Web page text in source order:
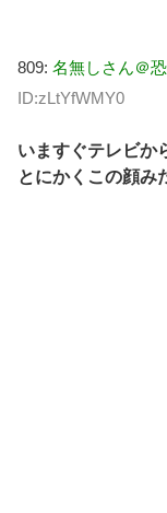
809: 名無しさん＠
ID:zLtYfWMY0
いますぐテレビか
とにかくこの顔み